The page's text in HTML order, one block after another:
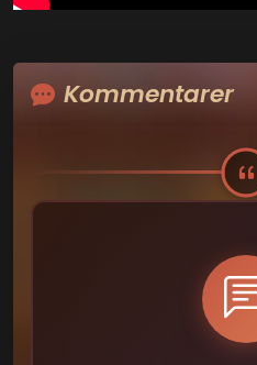
Kommentarer